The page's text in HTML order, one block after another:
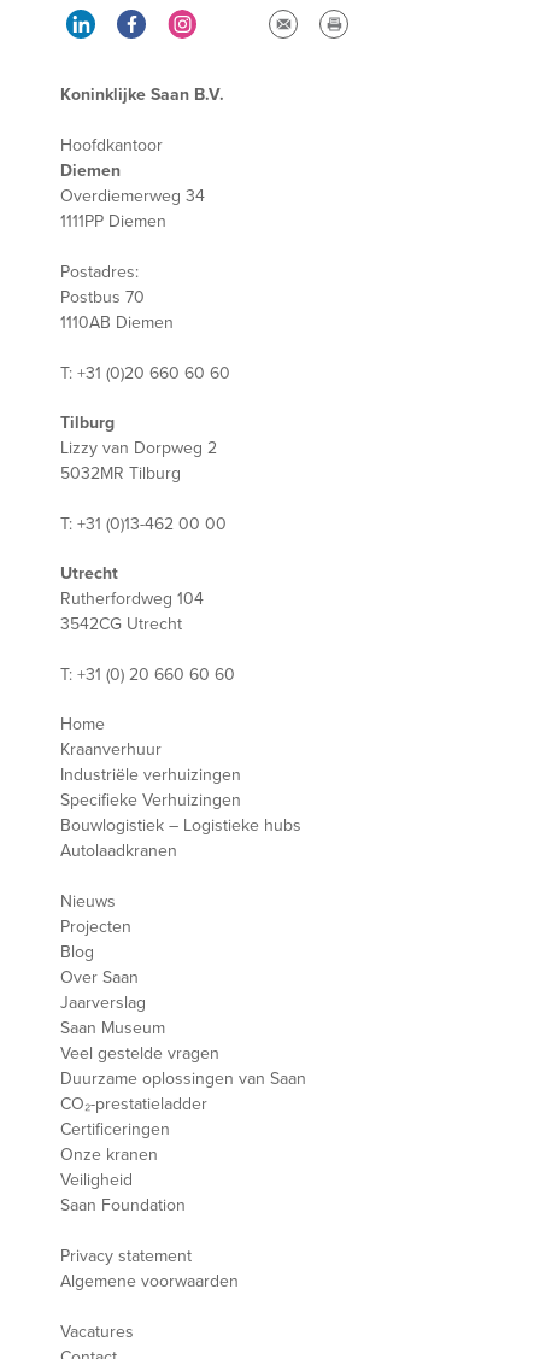
Koninklijke Saan B.V.
Hoofdkantoor
Diemen
Overdiemerweg 34
1111PP Diemen
Postadres:
Postbus 70
1110AB Diemen
T: +31 (0)20 660 60 60
Tilburg
Lizzy van Dorpweg 2
5032MR Tilburg
T: +31 (0)13-462 00 00
Utrecht
Rutherfordweg 104
3542CG Utrecht
T: +31 (0) 20 660 60 60
Home
Kraanverhuur
Industriële verhuizingen
Specifieke Verhuizingen
Bouwlogistiek – Logistieke hubs
Autolaadkranen
Nieuws
Projecten
Blog
Over Saan
Jaarverslag
Saan Museum
Veel gestelde vragen
Duurzame oplossingen van Saan
CO₂-prestatieladder
Certificeringen
Onze kranen
Veiligheid
Saan Foundation
Privacy statement
Algemene voorwaarden
Vacatures